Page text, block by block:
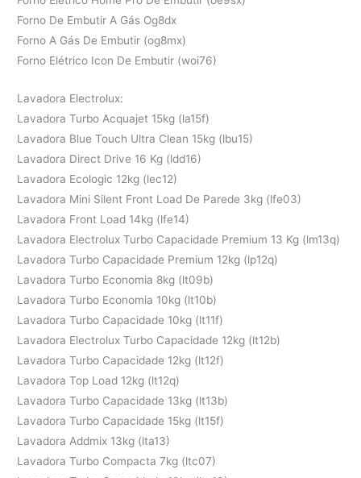
Forno De Embutir A Gás Og8dx
Forno A Gás De Embutir (og8mx)
Forno Elétrico Icon De Embutir (woi76)
Lavadora Electrolux:
Lavadora Turbo Acquajet 15kg (la15f)
Lavadora Blue Touch Ultra Clean 15kg (lbu15)
Lavadora Direct Drive 16 Kg (ldd16)
Lavadora Ecologic 12kg (lec12)
Lavadora Mini Silent Front Load De Parede 3kg (lfe03)
Lavadora Front Load 14kg (lfe14)
Lavadora Electrolux Turbo Capacidade Premium 13 Kg (lm13q)
Lavadora Turbo Capacidade Premium 12kg (lp12q)
Lavadora Turbo Economia 8kg (lt09b)
Lavadora Turbo Economia 10kg (lt10b)
Lavadora Turbo Capacidade 10kg (lt11f)
Lavadora Electrolux Turbo Capacidade 12kg (lt12b)
Lavadora Turbo Capacidade 12kg (lt12f)
Lavadora Top Load 12kg (lt12q)
Lavadora Turbo Capacidade 13kg (lt13b)
Lavadora Turbo Capacidade 15kg (lt15f)
Lavadora Addmix 13kg (lta13)
Lavadora Turbo Compacta 7kg (ltc07)